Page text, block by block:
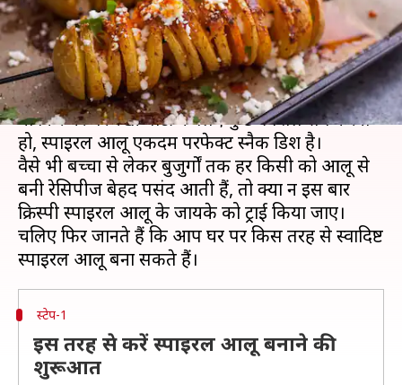
लेखन अंजली Sep 24, 2020 05:58 pm
क्या है खबर?
बच्चों के लिए कुछ जायकेदार और हेल्दी स्नैक बनाना हो
या फिर घर पर रखी पार्टी के लिए कुछ स्पेशल सर्व करना
हो, स्पाइरल आलू एकदम परफेक्ट स्नैक डिश है।
वैसे भी बच्चों से लेकर बुजुर्गों तक हर किसी को आलू से
बनी रेसिपीज बेहद पसंद आती हैं, तो क्यों न इस बार
क्रिस्पी स्पाइरल आलू के जायके को ट्राई किया जाए।
चलिए फिर जानते हैं कि आप घर पर किस तरह से स्वादिष्ट
स्टेप-1
इस तरह से करें स्पाइरल आलू बनाने की
शुरूआत